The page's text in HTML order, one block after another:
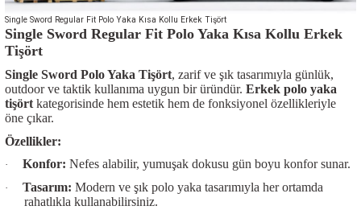
Single Sword Regular Fit Polo Yaka Kısa Kollu Erkek Tişört
Single Sword Regular Fit Polo Yaka Kısa Kollu Erkek
Tişört
Single Sword Polo Yaka Tişört, zarif ve şık tasarımıyla günlük,
outdoor ve taktik kullanıma uygun bir üründür. Erkek polo yaka
tişört kategorisinde hem estetik hem de fonksiyonel özellikleriyle
öne çıkar.
Özellikler:
· Konfor: Nefes alabilir, yumuşak dokusu gün boyu konfor sunar.
· Tasarım: Modern ve şık polo yaka tasarımıyla her ortamda
rahatlıkla kullanabilirsiniz.